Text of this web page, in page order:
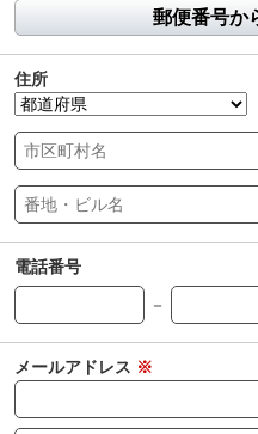
郵便番号か
住所
電話番号
－
メールアドレス ※